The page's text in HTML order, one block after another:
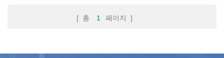
[ 총 1 페이지 ]